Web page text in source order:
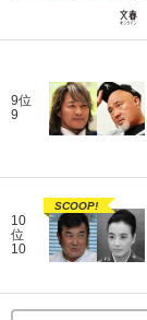
9位
9
10
位
10
SCOOP!